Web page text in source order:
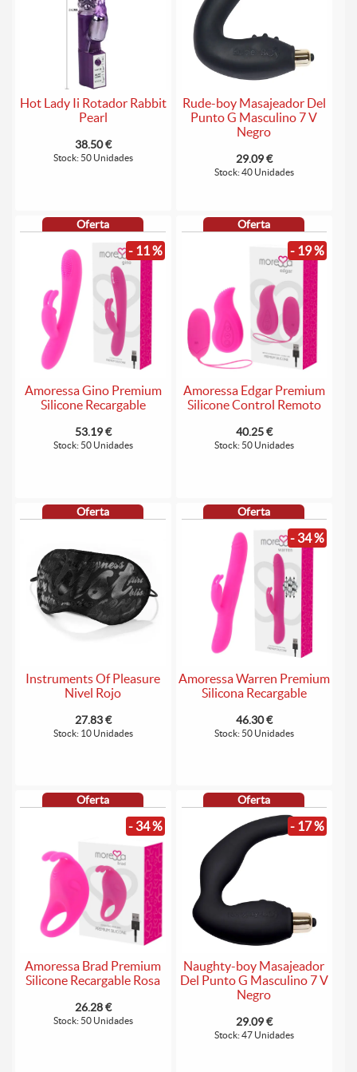
Hot Lady Ii Rotador Rabbit
Pearl
38.50 €
Stock: 50 Unidades
Rude-boy Masajeador Del
Punto G Masculino 7 V
Negro
29.09 €
Stock: 40 Unidades
Oferta
- 11 %
Amoressa Gino Premium
Silicone Recargable
53.19 €
Stock: 50 Unidades
Oferta
- 19 %
Amoressa Edgar Premium
Silicone Control Remoto
40.25 €
Stock: 50 Unidades
Oferta
Instruments Of Pleasure
Nivel Rojo
27.83 €
Stock: 10 Unidades
Oferta
- 34 %
Amoressa Warren Premium
Silicona Recargable
46.30 €
Stock: 50 Unidades
Oferta
- 34 %
Amoressa Brad Premium
Silicone Recargable Rosa
26.28 €
Stock: 50 Unidades
Oferta
- 17 %
Naughty-boy Masajeador
Del Punto G Masculino 7 V
Negro
29.09 €
Stock: 47 Unidades